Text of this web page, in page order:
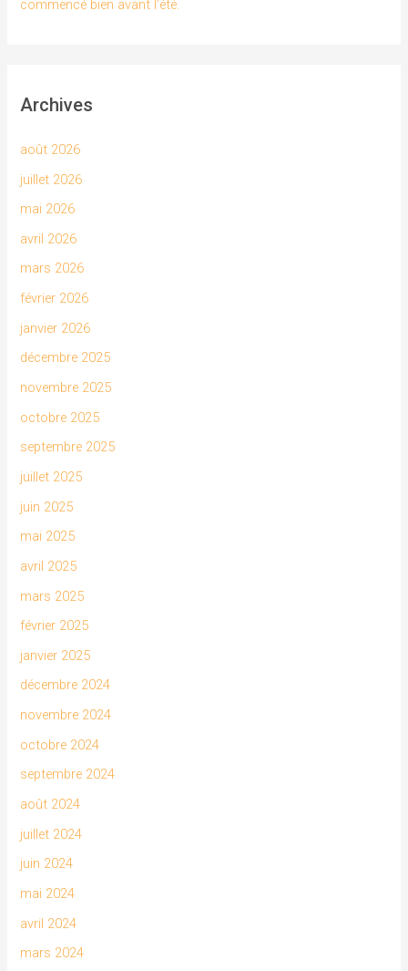
commencé bien avant l’été.
Archives
août 2026
juillet 2026
mai 2026
avril 2026
mars 2026
février 2026
janvier 2026
décembre 2025
novembre 2025
octobre 2025
septembre 2025
juillet 2025
juin 2025
mai 2025
avril 2025
mars 2025
février 2025
janvier 2025
décembre 2024
novembre 2024
octobre 2024
septembre 2024
août 2024
juillet 2024
juin 2024
mai 2024
avril 2024
mars 2024